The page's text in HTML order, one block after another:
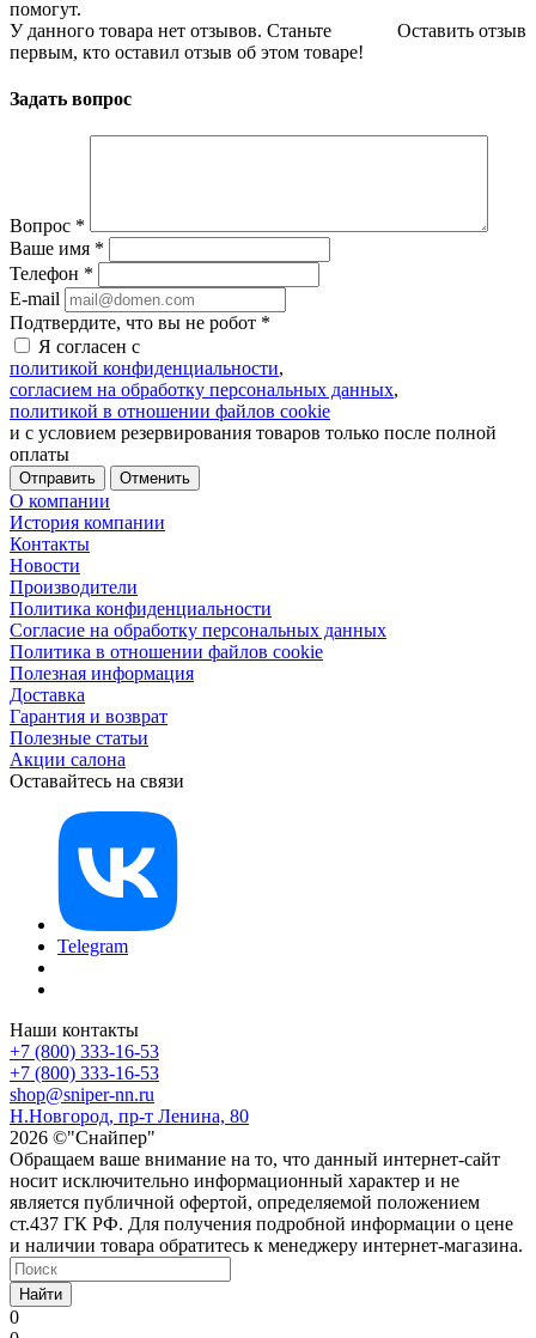
помогут.
Оставить отзыв
У данного товара нет отзывов. Станьте
первым, кто оставил отзыв об этом товаре!
Задать вопрос
Вопрос *
Ваше имя *
Телефон *
E-mail
Подтвердите, что вы не робот *
Я согласен с
политикой конфиденциальности,
согласием на обработку персональных данных,
политикой в отношении файлов cookie
и с условием резервирования товаров только после полной
оплаты
Отменить
О компании
История компании
Контакты
Новости
Производители
Политика конфиденциальности
Согласие на обработку персональных данных
Политика в отношении файлов cookie
Полезная информация
Доставка
Гарантия и возврат
Полезные статьи
Акции салона
Оставайтесь на связи
Telegram
Наши контакты
+7 (800) 333-16-53
+7 (800) 333-16-53
shop@sniper-nn.ru
Н.Новгород, пр-т Ленина, 80
2026 ©"Снайпер"
Обращаем ваше внимание на то, что данный интернет-сайт
носит исключительно информационный характер и не
является публичной офертой, определяемой положением
ст.437 ГК РФ. Для получения подробной информации о цене
и наличии товара обратитесь к менеджеру интернет-магазина.
Найти
0